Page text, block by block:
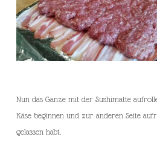
Nun das Ganze mit der Sushimatte
Käse beginnen und zur anderen Seite
gelassen habt.